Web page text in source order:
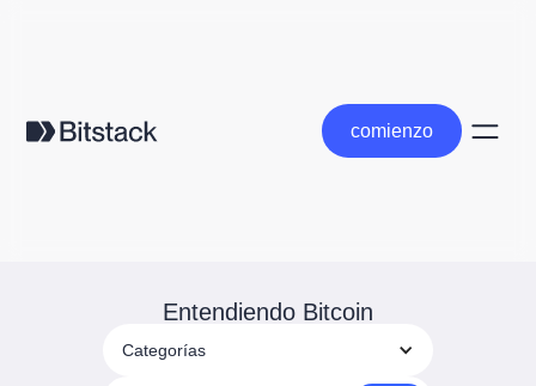
comienzo
comienzo
Entendiendo Bitcoin
Categorías